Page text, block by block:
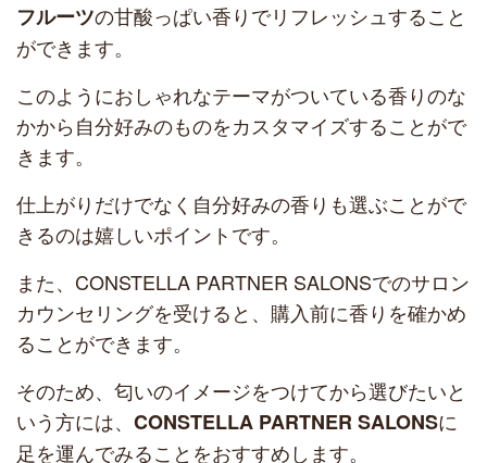
フルーツの甘酸っぱい香りでリフレッシュすること
ができます。
このようにおしゃれなテーマがついている香りのな
かから自分好みのものをカスタマイズすることがで
きます。
仕上がりだけでなく自分好みの香りも選ぶことがで
きるのは嬉しいポイントです。
また、CONSTELLA PARTNER SALONSでのサロン
カウンセリングを受けると、購入前に香りを確かめ
ることができます。
そのため、匂いのイメージをつけてから選びたいと
いう方には、 CONSTELLA PARTNER SALONSに
足を運んでみることをおすすめします。